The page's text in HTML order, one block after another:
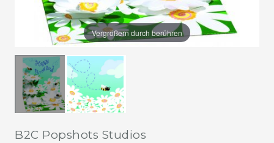
Vergrößern durch berühren
B2C Popshots Studios